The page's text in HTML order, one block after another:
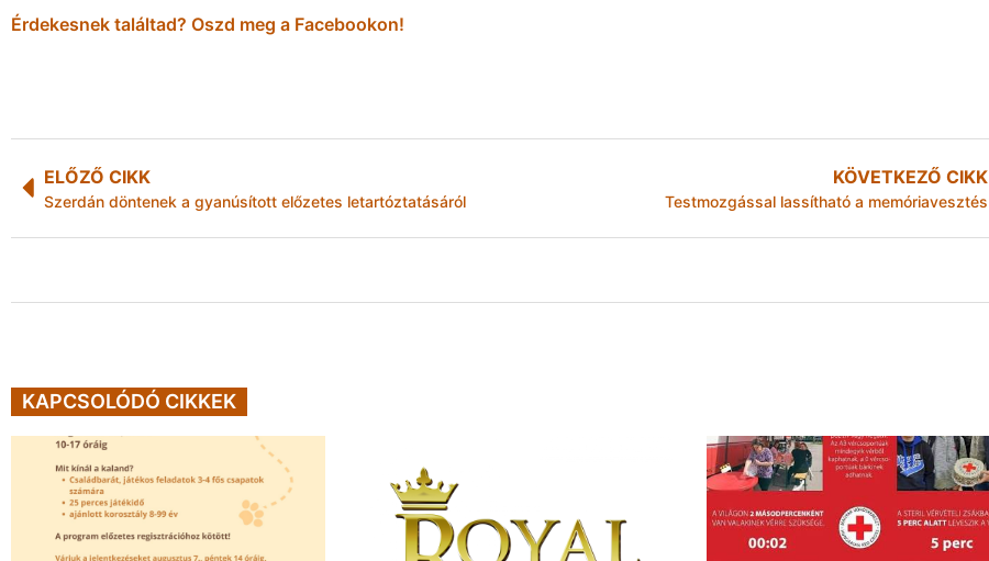
Érdekesnek találtad? Oszd meg a Facebookon!
ELŐZŐ CIKK
Szerdán döntenek a gyanúsított előzetes letartóztatásáról
KÖVETKEZŐ CIKK
Testmozgással lassítható a memóriavesztés
KAPCSOLÓDÓ CIKKEK